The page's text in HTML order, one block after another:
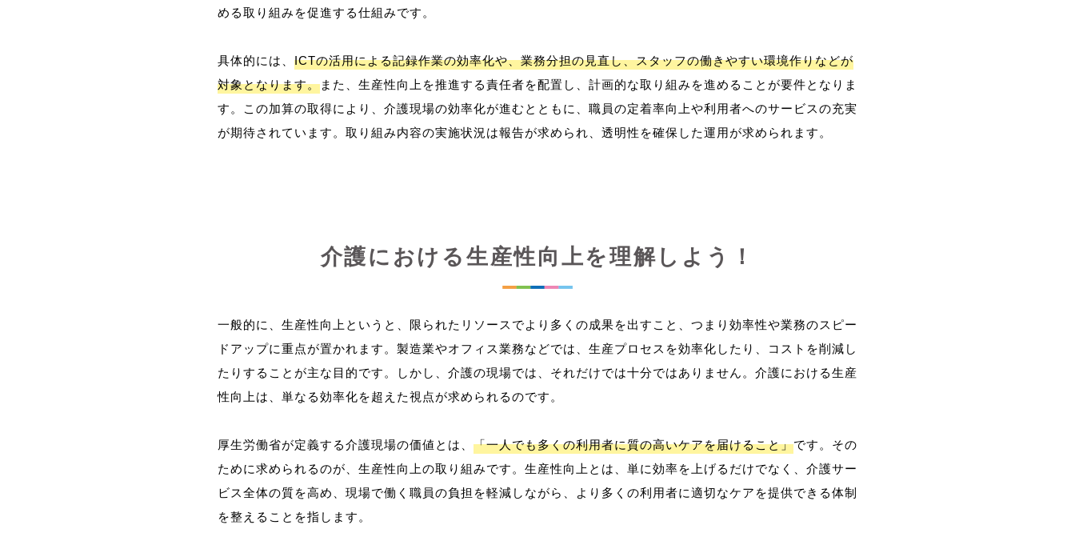
める取り組みを促進する仕組みです。
具体的には、 ICTの活用による記録作業の効率化や、業務分担の見直し、スタッフの働きやすい環境作りなどが
対象となります。また、生産性向上を推進する責任者を配置し、計画的な取り組みを進めることが要件となりま
す。この加算の取得により、介護現場の効率化が進むとともに、職員の定着率向上や利用者へのサービスの充実
介護における生産性向上を理解しよう！
一般的に、生産性向上というと、限られたリソースでより多くの成果を出すこと、つまり効率性や業務のスピー
ドアップに重点が置かれます。製造業やオフィス業務などでは、生産プロセスを効率化したり、コストを削減し
たりすることが主な目的です。しかし、介護の現場では、それだけでは十分ではありません。介護における生産
性向上は、単なる効率化を超えた視点が求められるのです。
厚生労働省が定義する介護現場の価値とは、 「一人でも多くの利用者に質の高いケアを届けること」です。その
ために求められるのが、生産性向上の取り組みです。生産性向上とは、単に効率を上げるだけでなく、介護サー
ビス全体の質を高め、現場で働く職員の負担を軽減しながら、より多くの利用者に適切なケアを提供できる体制
を整えることを指します。